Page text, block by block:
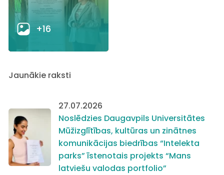
+16
Jaunākie raksti
27.07.2026
Noslēdzies Daugavpils Universitātes
Mūžizglītības, kultūras un zinātnes
komunikācijas biedrības “Intelekta
parks” īstenotais projekts “Mans
latviešu valodas portfolio”